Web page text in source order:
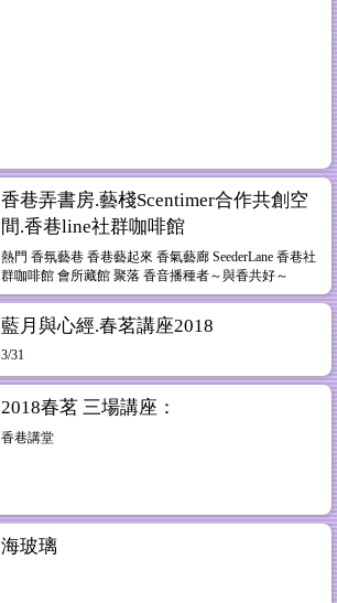
香巷弄書房.藝棧Scentimer合作共創空
間.香巷line社群咖啡館
熱門 香氛藝巷 香巷藝起來 香氣藝廊 SeederLane 香巷社
群咖啡館 會所藏館 聚落 香音播種者～與香共好～
藍月與心經.春茗講座2018
3/31
2018春茗 三場講座：
香巷講堂
海玻璃